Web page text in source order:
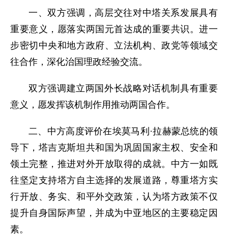
一、双方强调，高层交往对中塔关系发展具有
重要意义，愿落实两国元首达成的重要共识。进一
步密切中央和地方政府、立法机构、政党等领域交
往合作，深化治国理政经验交流。
双方强调建立两国外长战略对话机制具有重要
意义，愿发挥该机制作用推动两国合作。
二、中方高度评价在埃莫马利·拉赫蒙总统的领
导下，塔吉克斯坦共和国为巩固国家主权、安全和
领土完整，推进对外开放取得的成就。中方一如既
往坚定支持塔方自主选择的发展道路，尊重塔方实
行开放、务实、和平外交政策，认为塔方政策不仅
提升自身国际声望，并成为中亚地区的主要稳定因
素。